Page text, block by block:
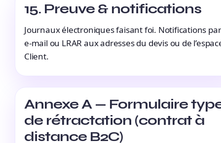
15. Preuve & notifications
Journaux électroniques faisant foi. Notifications par
e-mail ou LRAR aux adresses du devis ou de
Client.
Annexe A — Formulaire
de rétractation (contrat à
distance B2C)